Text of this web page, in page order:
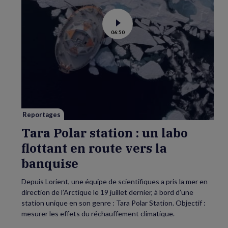
Voir
la
vidéo
de
Tara
Polar
station
:
la
06:50
Reportages
Tara Polar station : un labo
flottant en route vers la
banquise
Depuis Lorient, une équipe de scientifiques a pris la mer en
direction de l’Arctique le 19 juillet dernier, à bord d’une
station unique en son genre : Tara Polar Station. Objectif :
mesurer les effets du réchauffement climatique.